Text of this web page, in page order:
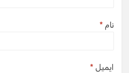
نام *
ایمیل *